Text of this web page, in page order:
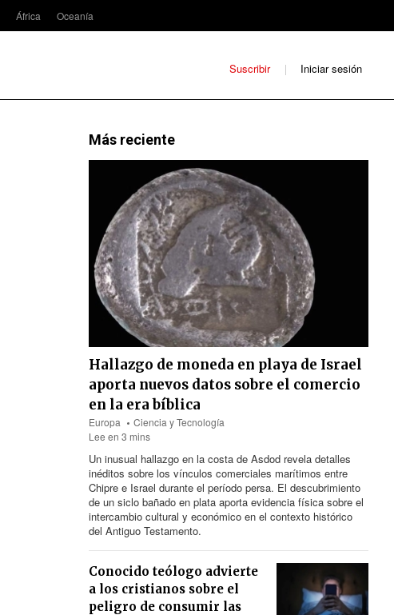
África Oceanía
Suscribir Iniciar sesión
Más reciente
Hallazgo de moneda en playa de Israel
aporta nuevos datos sobre el comercio
en la era bíblica
Europa
Ciencia y Tecnología
Lee en 3 mins
Un inusual hallazgo en la costa de Asdod revela detalles
inéditos sobre los vínculos comerciales marítimos entre
Chipre e Israel durante el período persa. El descubrimiento
de un siclo bañado en plata aporta evidencia física sobre el
intercambio cultural y económico en el contexto histórico
del Antiguo Testamento.
Conocido teólogo advierte
a los cristianos sobre el
peligro de consumir las